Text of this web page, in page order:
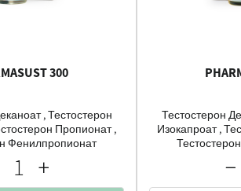
300
, Тестостерон
Пропионат ,
Фенилпропионат
Тестостерон
Изокапроат ,